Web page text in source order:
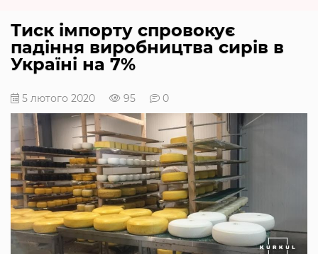
Тиск імпорту спровокує
падіння виробництва сирів в
Україні на 7%
5 лютого 2020 95 0